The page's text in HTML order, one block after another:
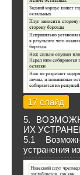
17 слайд
5.
ИХ
5.1
устранения